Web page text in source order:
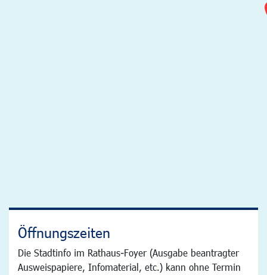
Öffnungszeiten
Die Stadtinfo im Rathaus-Foyer (Ausgabe beantragter
Ausweispapiere, Infomaterial, etc.) kann ohne Termin